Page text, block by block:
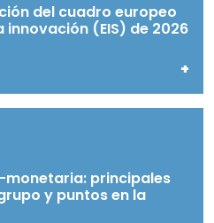
del cuadro europeo
(EIS) de 2026
+
principales
y puntos en la